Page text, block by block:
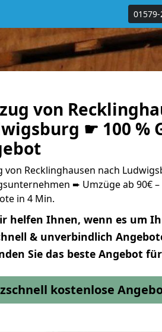
von
☛ 100 %
von Recklinghausen nach
➨ Umzüge ab 90€
in 4 Min.
helfen Ihnen, wenn es um
& unverbindlich
Sie das beste Angebot
kostenlose